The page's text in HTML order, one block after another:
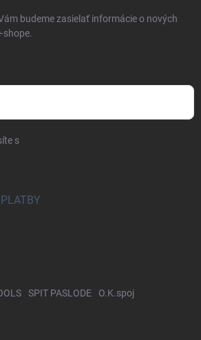
budeme zasielať informácie o nových
shope.
s
SPIT PASLODE O.K.spoj